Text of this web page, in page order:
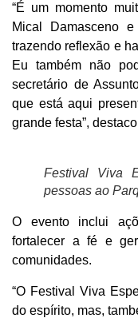
“É um momento
Mical Damasceno
trazendo reflexão e
Eu também não
secretário de
que está aqui
grande festa”,
Festival Viva
pessoas ao
O evento inclui
fortalecer a fé e
comunidades.
“O Festival Viva
do espírito, mas,